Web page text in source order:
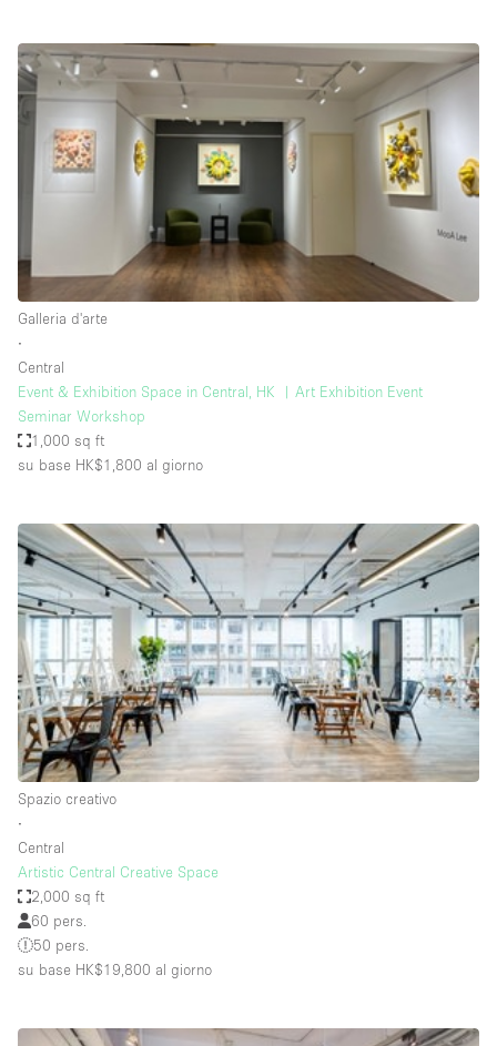
Spazio hall
Spazio per Eventi
Spazio pubblicitario
Spazio unico
Stand / Bancarella
Stand / Chiosco / Stand
Studio fotografico / riprese
Terrazzo
Villa / Casa
Accesso per disabili
Ampia Porta d'Ingresso
Animals Friendly
Aria condizionata
Arredamento
Ascensore
Attaccapanni
Attrezzature da ufficio
Bagno
Banconi
Bar
Camerini di prova
Galleria d'arte
∙
Central
Event & Exhibition Space in Central, HK ︳Art Exhibition Event
Seminar Workshop
1,000 sq ft
su base HK$1,800 al giorno
Spazio creativo
∙
Central
Artistic Central Creative Space
2,000 sq ft
60 pers.
50 pers.
su base HK$19,800 al giorno